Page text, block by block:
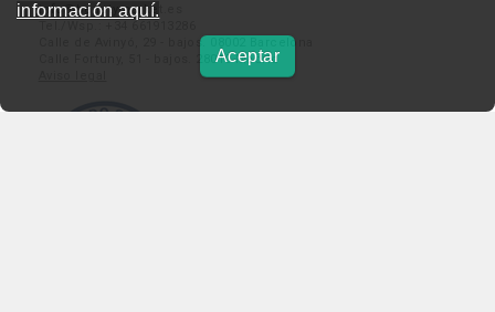
información aquí.
Aceptar
info@beautymarket.es
Calle de Avinyó, 29 - bajos. 08002 Barcelona
Calle Fortuny, 51 - bajos. 28010 Madrid